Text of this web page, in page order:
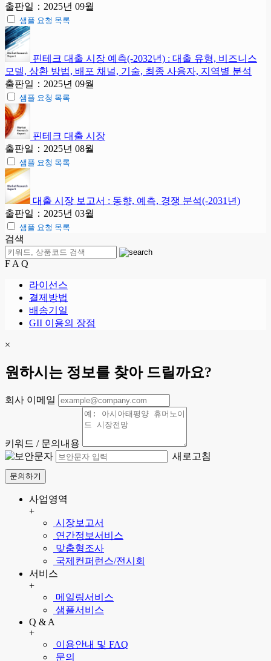
출판일：2025년 09월
샘플 요청 목록
핀테크 대출 시장 예측(-2032년) : 대출 유형, 비즈니스
모델, 상환 방법, 배포 채널, 기술, 최종 사용자, 지역별 분석
출판일：2025년 09월
샘플 요청 목록
핀테크 대출 시장
출판일：2025년 08월
샘플 요청 목록
대출 시장 보고서 : 동향, 예측, 경쟁 분석(-2031년)
출판일：2025년 03월
샘플 요청 목록
검색
F A Q
라이선스
결제방법
배송기일
GII 이용의 장점
×
원하시는 정보를 찾아 드릴까요?
회사 이메일
키워드 / 문의내용
새로고침
문의하기
사업영역
+
시장보고서
연간정보서비스
맞춤형조사
국제컨퍼런스/전시회
서비스
+
메일링서비스
샘플서비스
Q & A
+
이용안내 및 FAQ
문의